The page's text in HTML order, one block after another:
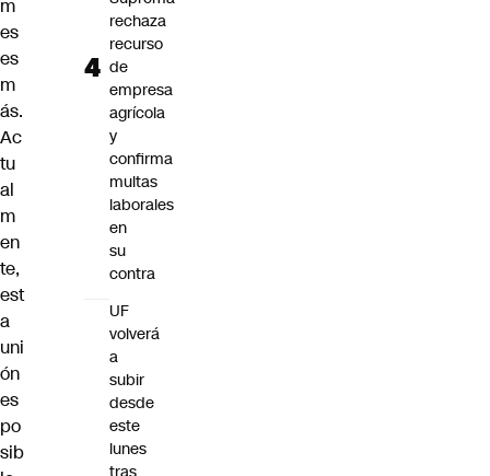
m
es
es
m
ás.
Ac
tu
al
m
en
te,
est
a
uni
ón
es
po
sib
rechaza
recurso
de
empresa
agrícola
y
confirma
multas
laborales
en
su
contra
UF
volverá
a
subir
desde
este
lunes
tras